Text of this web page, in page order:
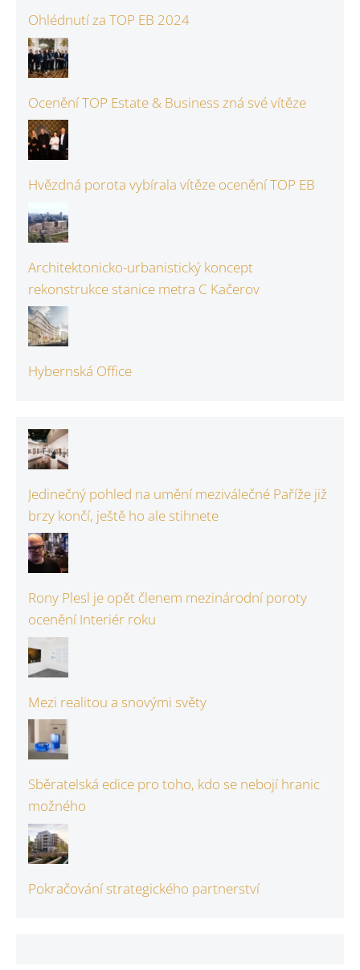
Ohlédnutí za TOP EB 2024
Ocenění TOP Estate & Business zná své vítěze
Hvězdná porota vybírala vítěze ocenění TOP EB
Architektonicko-urbanistický koncept
rekonstrukce stanice metra C Kačerov
Hybernská Office
Jedinečný pohled na umění meziválečné Paříže již
brzy končí, ještě ho ale stihnete
Rony Plesl je opět členem mezinárodní poroty
ocenění Interiér roku
Mezi realitou a snovými světy
Sběratelská edice pro toho, kdo se nebojí hranic
možného
Pokračování strategického partnerství